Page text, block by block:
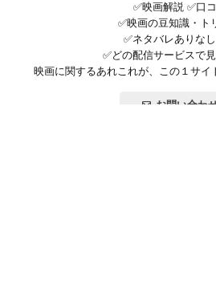
✅映画解説 ✅口
✅映画の豆知識・ト
✅ネタバレありな
✅どの配信サービスで
映画に関するあれこれが、この１サイ
お問い合わ